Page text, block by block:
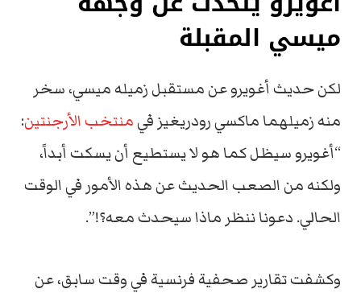
ميسي المقبلة
لكن حديث أغويرو عن مستقبل زميله ميسي، سخر
منه زميلهما ماكسي رودريغيز فيمنتخب الأرجنتين:
“أغويرو سيظل كما هو لا يستطيع أن يسكت أبداً،
ولكنه من الصعب الحديث عن هذه الأمور في الوقت
الحالي. دعونا ننظر ماذا سيحدث معه؟!”.
وكشفت تقارير صحفية فرنسية في وقت سابق، عن